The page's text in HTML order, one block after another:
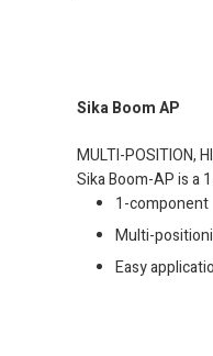
Sika Boom AP
MULTI-POSITION,
Sika Boom-AP is a
1-component
Multi-
Easy